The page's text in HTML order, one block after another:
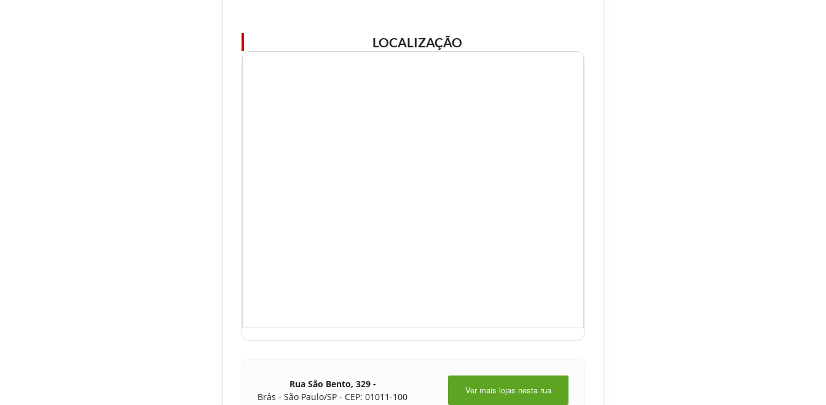
LOCALIZAÇÃO
Rua São Bento, 329 -
Brás - São Paulo/SP - CEP: 01011-100
Ver mais lojas nesta rua